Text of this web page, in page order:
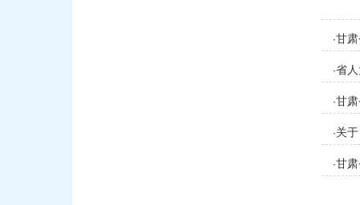
·甘
·省
·甘
案
·关
·甘